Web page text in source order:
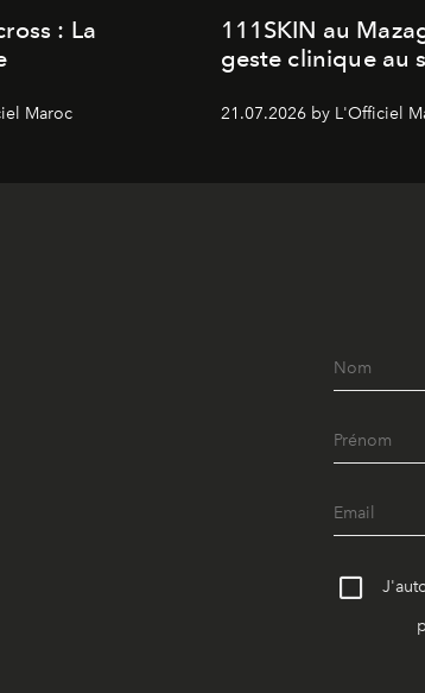
: La
Maroc
111SKIN au
geste clinique au
21.07.2026 by L'Officiel